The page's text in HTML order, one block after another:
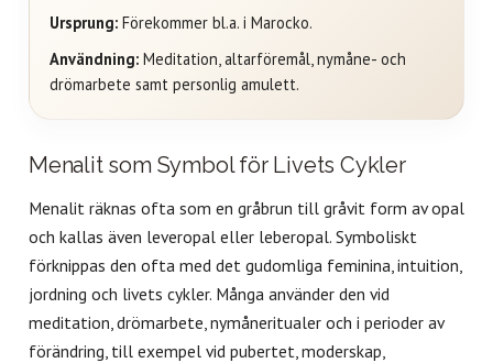
Ursprung: Förekommer bl.a. i Marocko.
Användning: Meditation, altarföremål, nymåne- och
drömarbete samt personlig amulett.
Menalit som Symbol för Livets Cykler
Menalit räknas ofta som en gråbrun till gråvit form av opal
och kallas även leveropal eller leberopal. Symboliskt
förknippas den ofta med det gudomliga feminina, intuition,
jordning och livets cykler. Många använder den vid
meditation, drömarbete, nymåneritualer och i perioder av
förändring, till exempel vid pubertet, moderskap,